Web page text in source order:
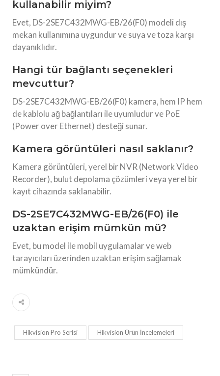
kullanabilir miyim?
Evet, DS-2SE7C432MWG-EB/26(F0) modeli dış
mekan kullanımına uygundur ve suya ve toza karşı
dayanıklıdır.
Hangi tür bağlantı seçenekleri
mevcuttur?
DS-2SE7C432MWG-EB/26(F0) kamera, hem IP hem
de kablolu ağ bağlantıları ile uyumludur ve PoE
(Power over Ethernet) desteği sunar.
Kamera görüntüleri nasıl saklanır?
Kamera görüntüleri, yerel bir NVR (Network Video
Recorder), bulut depolama çözümleri veya yerel bir
kayıt cihazında saklanabilir.
DS-2SE7C432MWG-EB/26(F0) ile
uzaktan erişim mümkün mü?
Evet, bu model ile mobil uygulamalar ve web
tarayıcıları üzerinden uzaktan erişim sağlamak
mümkündür.
Hikvision Pro Serisi Hikvision Ürün İncelemeleri